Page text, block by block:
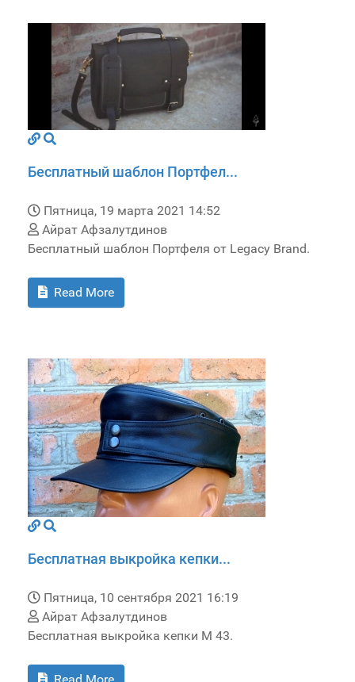
Бесплатный шаблон Портфел...
Пятница, 19 марта 2021 14:52
Айрат Афзалутдинов
Бесплатный шаблон Портфеля от Legacy Brand.
Read More
Бесплатная выкройка кепки...
Пятница, 10 сентября 2021 16:19
Айрат Афзалутдинов
Бесплатная выкройка кепки M 43.